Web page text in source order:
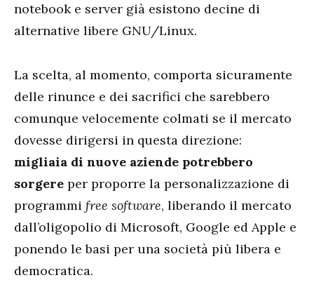
notebook e server già esistono decine di
alternative libere GNU/Linux.
La scelta, al momento, comporta sicuramente
delle rinunce e dei sacrifici che sarebbero
comunque velocemente colmati se il mercato
dovesse dirigersi in questa direzione:
migliaia di nuove aziende potrebbero
sorgere per proporre la personalizzazione di
programmi free software, liberando il mercato
dall’oligopolio di Microsoft, Google ed Apple e
ponendo le basi per una società più libera e
democratica.